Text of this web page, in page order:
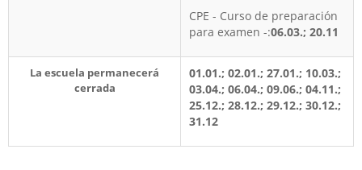
CPE - Curso de preparación
para examen -:06.03.; 20.11
La escuela permanecerá
cerrada
01.01.; 02.01.; 27.01.; 10.03.;
03.04.; 06.04.; 09.06.; 04.11.;
25.12.; 28.12.; 29.12.; 30.12.;
31.12